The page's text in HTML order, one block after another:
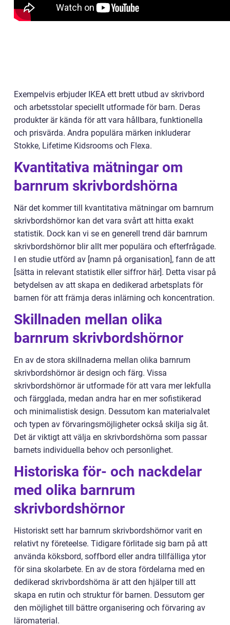
Exempelvis erbjuder IKEA ett brett utbud av skrivbord
och arbetsstolar speciellt utformade för barn. Deras
produkter är kända för att vara hållbara, funktionella
och prisvärda. Andra populära märken inkluderar
Stokke, Lifetime Kidsrooms och Flexa.
Kvantitativa mätningar om
barnrum skrivbordshörna
När det kommer till kvantitativa mätningar om barnrum
skrivbordshörnor kan det vara svårt att hitta exakt
statistik. Dock kan vi se en generell trend där barnrum
skrivbordshörnor blir allt mer populära och efterfrågade.
I en studie utförd av [namn på organisation], fann de att
[sätta in relevant statistik eller siffror här]. Detta visar på
betydelsen av att skapa en dedikerad arbetsplats för
barnen för att främja deras inlärning och koncentration.
Skillnaden mellan olika
barnrum skrivbordshörnor
En av de stora skillnaderna mellan olika barnrum
skrivbordshörnor är design och färg. Vissa
skrivbordshörnor är utformade för att vara mer lekfulla
och färgglada, medan andra har en mer sofistikerad
och minimalistisk design. Dessutom kan materialvalet
och typen av förvaringsmöjligheter också skilja sig åt.
Det är viktigt att välja en skrivbordshörna som passar
barnets individuella behov och personlighet.
Historiska för- och nackdelar
med olika barnrum
skrivbordshörnor
Historiskt sett har barnrum skrivbordshörnor varit en
relativt ny företeelse. Tidigare förlitade sig barn på att
använda köksbord, soffbord eller andra tillfälliga ytor
för sina skolarbete. En av de stora fördelarna med en
dedikerad skrivbordshörna är att den hjälper till att
skapa en rutin och struktur för barnen. Dessutom ger
den möjlighet till bättre organisering och förvaring av
läromaterial.